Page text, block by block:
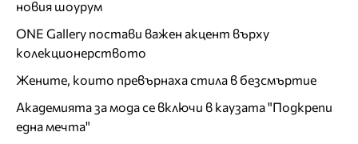
новия шоурум
ONE Gallery постави важен акцент върху
колекционерството
Жените, които превърнаха стила в безсмъртие
Академията за мода се включи в каузата "Подкрепи
една мечта"